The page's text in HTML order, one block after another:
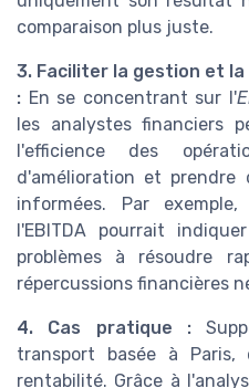
comparaison plus juste.
3. Faciliter la gestion et
: En se concentrant sur l'
les analystes financiers
l'efficience des
d'amélioration et prendre
informées. Par
l'EBITDA pourrait
problèmes à résoudre
répercussions financières
4. Cas pratique :
transport basée à Paris,
rentabilité. Grâce à